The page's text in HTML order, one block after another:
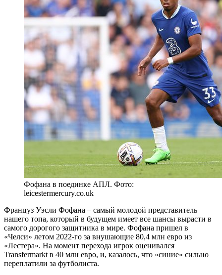
Фофана в поединке АПЛ. Фото:
leicestermercury.co.uk
Француз Уэсли Фофана – самый молодой представитель
нашего топа, который в будущем имеет все шансы вырасти в
самого дорогого защитника в мире. Фофана пришел в
«Челси» летом 2022-го за внушающие 80,4 млн евро из
«Лестера». На момент перехода игрок оценивался
Transfermarkt в 40 млн евро, и, казалось, что «синие» сильно
переплатили за футболиста.